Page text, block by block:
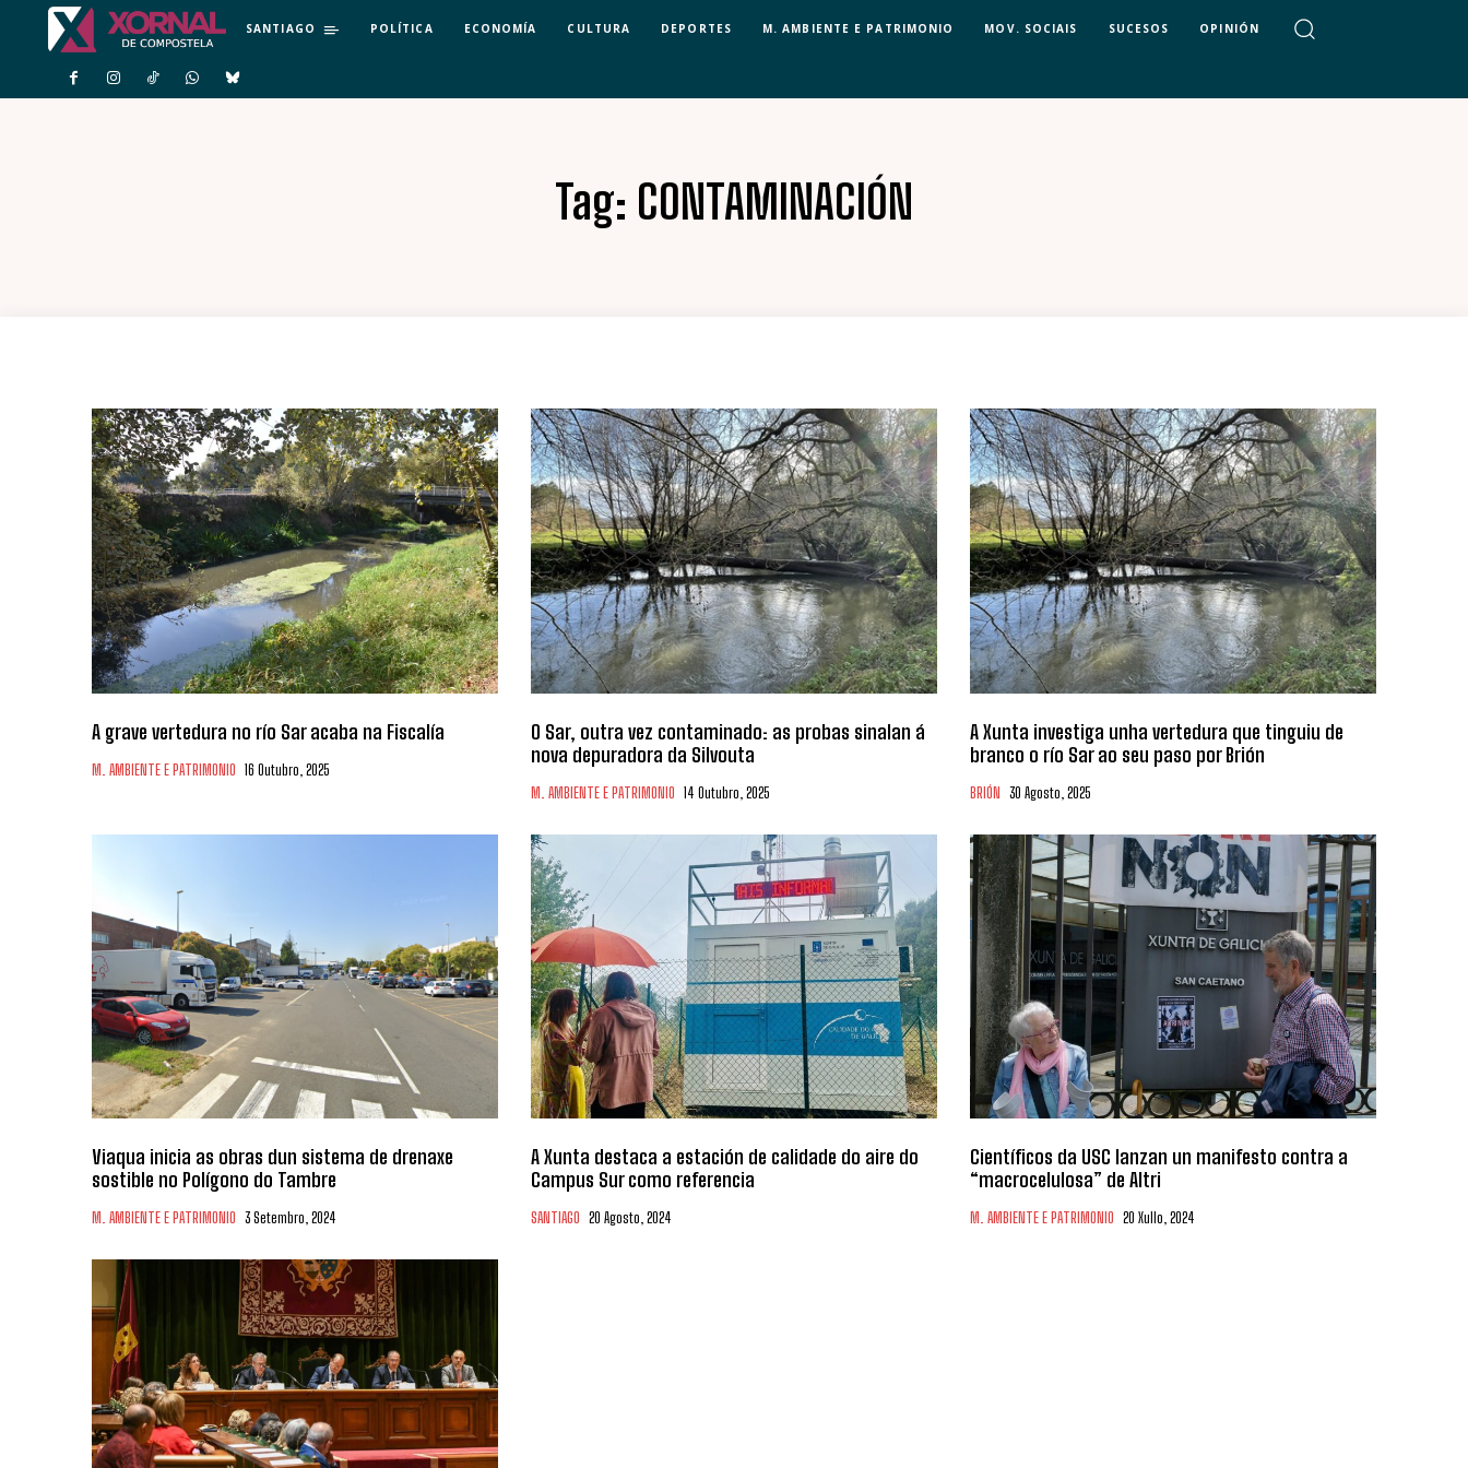
SANTIAGO POLÍTICA ECONOMÍA CULTURA DEPORTES M. AMBIENTE E PATRIMONIO MOV. SOCIAIS SUCESOS OPINIÓN
Tag: CONTAMINACIÓN
A grave vertedura no río Sar acaba na Fiscalía
M. AMBIENTE E PATRIMONIO 16 Outubro, 2025
O Sar, outra vez contaminado: as probas sinalan á
nova depuradora da Silvouta
M. AMBIENTE E PATRIMONIO 14 Outubro, 2025
A Xunta investiga unha vertedura que tinguiu de
branco o río Sar ao seu paso por Brión
BRIÓN 30 Agosto, 2025
Viaqua inicia as obras dun sistema de drenaxe
sostible no Polígono do Tambre
M. AMBIENTE E PATRIMONIO 3 Setembro, 2024
A Xunta destaca a estación de calidade do aire do
Campus Sur como referencia
SANTIAGO 20 Agosto, 2024
Científicos da USC lanzan un manifesto contra a
“macrocelulosa” de Altri
M. AMBIENTE E PATRIMONIO 20 Xullo, 2024